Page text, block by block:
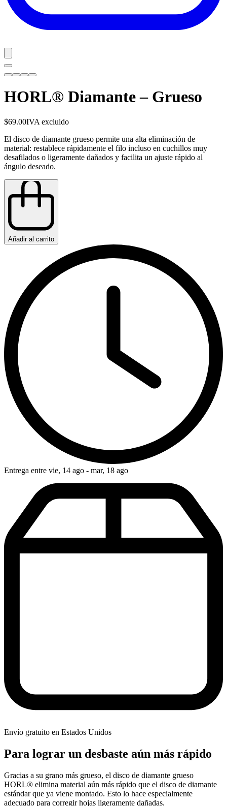
HORL® Diamante – Grueso
$69.00IVA excluido
El disco de diamante grueso permite una alta eliminación de
material: restablece rápidamente el filo incluso en cuchillos muy
desafilados o ligeramente dañados y facilita un ajuste rápido al
ángulo deseado.
Añadir al carrito
Entrega entre vie, 14 ago - mar, 18 ago
Envío gratuito en Estados Unidos
Para lograr un desbaste aún más rápido
Gracias a su grano más grueso, el disco de diamante grueso
HORL® elimina material aún más rápido que el disco de diamante
estándar que ya viene montado. Esto lo hace especialmente
adecuado para corregir hojas ligeramente dañadas.